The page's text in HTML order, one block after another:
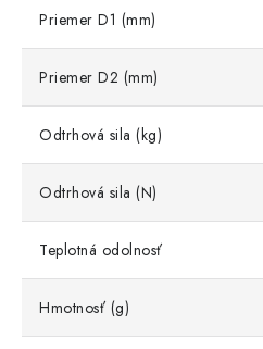
Priemer D1 (mm)
Priemer D2 (mm)
Odtrhová sila (kg)
Odtrhová sila (N)
Teplotná odolnosť
Hmotnosť (g)